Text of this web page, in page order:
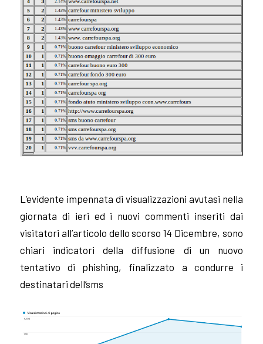
L’evidente impennata di visualizzazioni avutasi nella
giornata di ieri ed i nuovi commenti inseriti dai
visitatori all’articolo dello scorso 14 Dicembre, sono
chiari indicatori della diffusione di un nuovo
tentativo di phishing, finalizzato a condurre i
destinatari dell’sms